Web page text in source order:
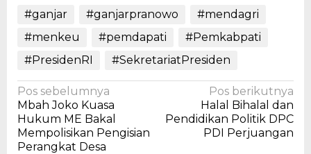
#ganjar #ganjarpranowo
#mendagri
#menkeu
#pemdapati
#Pemkabpati
#PresidenRI
#SekretariatPresiden
Navigasi
pos
Pos sebelumnya
Mbah Joko Kuasa
Hukum ME Bakal
Mempolisikan Pengisian
Perangkat Desa
Pos berikutnya
Halal Bihalal dan
Pendidikan Politik DPC
PDI Perjuangan